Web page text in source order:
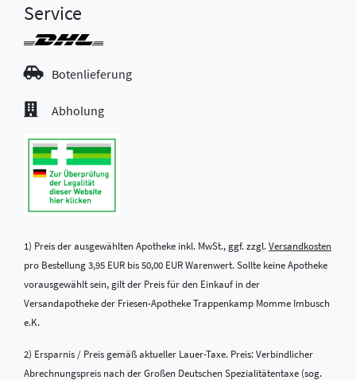
Service
Botenlieferung
Abholung
1) Preis der ausgewählten Apotheke inkl. MwSt., ggf. zzgl.Versandkosten
pro Bestellung 3,95 EUR bis 50,00 EUR Warenwert. Sollte keine Apotheke
vorausgewählt sein, gilt der Preis für den Einkauf in der
Versandapotheke der Friesen-Apotheke Trappenkamp Momme Imbusch
e.K.
2) Ersparnis / Preis gemäß aktueller Lauer-Taxe. Preis: Verbindlicher
Abrechnungspreis nach der Großen Deutschen Spezialitätentaxe (sog.